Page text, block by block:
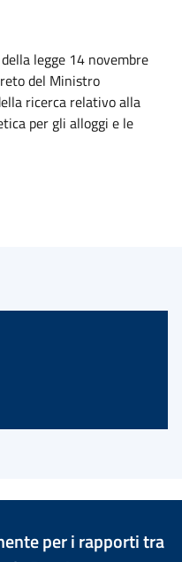
legge 14 novembre
del Ministro
ricerca relativo alla
per gli alloggi e le
per i rapporti tra